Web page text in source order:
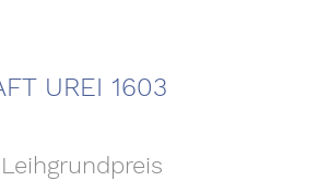
UREI 1603
Leihgrundpreis